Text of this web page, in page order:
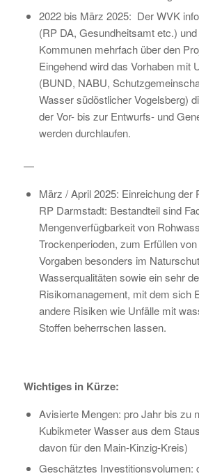
2022 bis März 2025: Der WVK
(RP DA, Gesundheitsamt etc.)
Kommunen mehrfach über den
Eingehend wird das Vorhaben mit
(BUND, NABU,
Wasser südöstlicher Vogelsberg)
der Vor- bis zur Entwurfs- und
werden durchlaufen.
—
März / April 2025: Einreichung der
RP Darmstadt: Bestandteil sind
Mengenverfügbarkeit von
Trockenperioden, zum Erfüllen
Vorgaben besonders im
Wasserqualitäten sowie ein sehr
Risikomanagement, mit dem sich
andere Risiken wie Unfälle mit
Stoffen beherrschen lassen.
Wichtiges in Kürze:
Avisierte Mengen: pro Jahr bis zu
Kubikmeter Wasser aus dem
davon für den Main-Kinzig-Kreis)
Geschätztes Investitionsvolumen: